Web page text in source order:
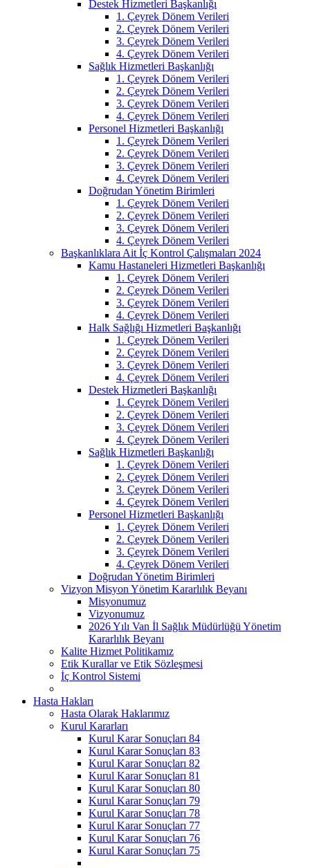
Destek Hizmetleri Başkanlığı
1. Çeyrek Dönem Verileri
2. Çeyrek Dönem Verileri
3. Çeyrek Dönem Verileri
4. Çeyrek Dönem Verileri
Sağlık Hizmetleri Başkanlığı
1. Çeyrek Dönem Verileri
2. Çeyrek Dönem Verileri
3. Çeyrek Dönem Verileri
4. Çeyrek Dönem Verileri
Personel Hizmetleri Başkanlığı
1. Çeyrek Dönem Verileri
2. Çeyrek Dönem Verileri
3. Çeyrek Dönem Verileri
4. Çeyrek Dönem Verileri
Doğrudan Yönetim Birimleri
1. Çeyrek Dönem Verileri
2. Çeyrek Dönem Verileri
3. Çeyrek Dönem Verileri
4. Çeyrek Dönem Verileri
Başkanlıklara Ait İç Kontrol Çalışmaları 2024
Kamu Hastaneleri Hizmetleri Başkanlığı
1. Çeyrek Dönem Verileri
2. Çeyrek Dönem Verileri
3. Çeyrek Dönem Verileri
4. Çeyrek Dönem Verileri
Halk Sağlığı Hizmetleri Başkanlığı
1. Çeyrek Dönem Verileri
2. Çeyrek Dönem Verileri
3. Çeyrek Dönem Verileri
4. Çeyrek Dönem Verileri
Destek Hizmetleri Başkanlığı
1. Çeyrek Dönem Verileri
2. Çeyrek Dönem Verileri
3. Çeyrek Dönem Verileri
4. Çeyrek Dönem Verileri
Sağlık Hizmetleri Başkanlığı
1. Çeyrek Dönem Verileri
2. Çeyrek Dönem Verileri
3. Çeyrek Dönem Verileri
4. Çeyrek Dönem Verileri
Personel Hizmetleri Başkanlığı
1. Çeyrek Dönem Verileri
2. Çeyrek Dönem Verileri
3. Çeyrek Dönem Verileri
4. Çeyrek Dönem Verileri
Doğrudan Yönetim Birimleri
Vizyon Misyon Yönetim Kararlılık Beyanı
Misyonumuz
Vizyonumuz
2026 Yılı Van İl Sağlık Müdürlüğü Yönetim
Kararlılık Beyanı
Kalite Hizmet Politikamız
Etik Kurallar ve Etik Sözleşmesi
İç Kontrol Sistemi
Hasta Hakları
Hasta Olarak Haklarımız
Kurul Kararları
Kurul Karar Sonuçları 84
Kurul Karar Sonuçları 83
Kurul Karar Sonuçları 82
Kurul Karar Sonuçları 81
Kurul Karar Sonuçları 80
Kurul Karar Sonuçları 79
Kurul Karar Sonuçları 78
Kurul Karar Sonuçları 77
Kurul Karar Sonuçları 76
Kurul Karar Sonuçları 75